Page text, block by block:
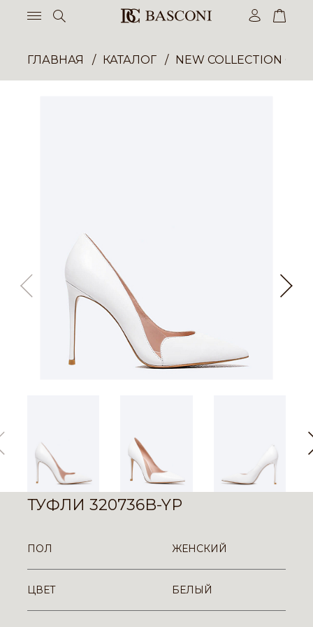
ГЛАВНАЯ КАТАЛОГ NEW COLLECTION
ТУФЛИ 320736B-YP
ПОЛ ЖЕНСКИЙ
ЦВЕТ БЕЛЫЙ